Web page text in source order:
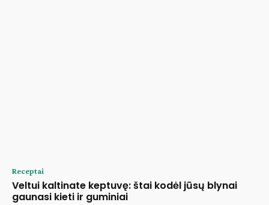
Receptai
Veltui kaltinate keptuvę: štai kodėl jūsų blynai
gaunasi kieti ir guminiai